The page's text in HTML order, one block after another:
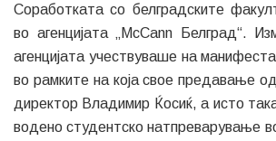
Соработката со белградските
во агенцијата „McCann Белград“.
агенцијата учествуваше на
во рамките на која свое предавање
директор Владимир Ќосиќ, а исто
водено студентско натпреварување